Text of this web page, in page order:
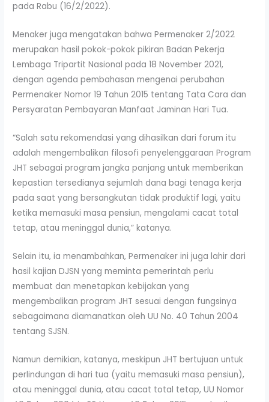
pada Rabu (16/2/2022).
Menaker juga mengatakan bahwa Permenaker 2/2022
merupakan hasil pokok-pokok pikiran Badan Pekerja
Lembaga Tripartit Nasional pada 18 November 2021,
dengan agenda pembahasan mengenai perubahan
Permenaker Nomor 19 Tahun 2015 tentang Tata Cara dan
Persyaratan Pembayaran Manfaat Jaminan Hari Tua.
“Salah satu rekomendasi yang dihasilkan dari forum itu
adalah mengembalikan filosofi penyelenggaraan Program
JHT sebagai program jangka panjang untuk memberikan
kepastian tersedianya sejumlah dana bagi tenaga kerja
pada saat yang bersangkutan tidak produktif lagi, yaitu
ketika memasuki masa pensiun, mengalami cacat total
tetap, atau meninggal dunia,” katanya.
Selain itu, ia menambahkan, Permenaker ini juga lahir dari
hasil kajian DJSN yang meminta pemerintah perlu
membuat dan menetapkan kebijakan yang
mengembalikan program JHT sesuai dengan fungsinya
sebagaimana diamanatkan oleh UU No. 40 Tahun 2004
tentang SJSN.
Namun demikian, katanya, meskipun JHT bertujuan untuk
perlindungan di hari tua (yaitu memasuki masa pensiun),
atau meninggal dunia, atau cacat total tetap, UU Nomor